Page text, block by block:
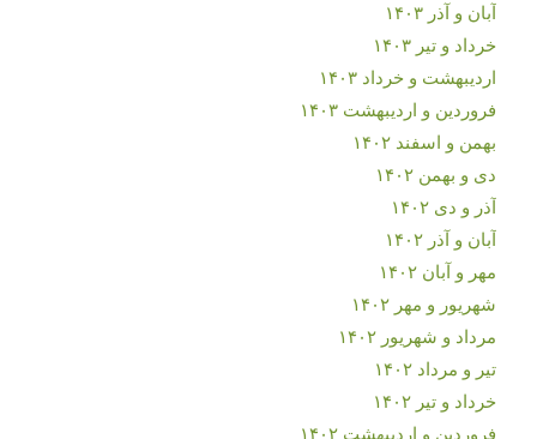
آبان و آذر ۱۴۰۳
خرداد و تیر ۱۴۰۳
اردیبهشت و خرداد ۱۴۰۳
فروردین و اردیبهشت ۱۴۰۳
بهمن و اسفند ۱۴۰۲
دی و بهمن ۱۴۰۲
آذر و دی ۱۴۰۲
آبان و آذر ۱۴۰۲
مهر و آبان ۱۴۰۲
شهریور و مهر ۱۴۰۲
مرداد و شهریور ۱۴۰۲
تیر و مرداد ۱۴۰۲
خرداد و تیر ۱۴۰۲
فروردین و اردیبهشت ۱۴۰۲